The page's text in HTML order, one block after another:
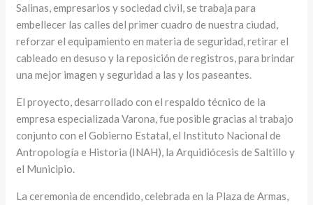
Salinas, empresarios y sociedad civil, se trabaja para
embellecer las calles del primer cuadro de nuestra ciudad,
reforzar el equipamiento en materia de seguridad, retirar el
cableado en desuso y la reposición de registros, para brindar
una mejor imagen y seguridad a las y los paseantes.
El proyecto, desarrollado con el respaldo técnico de la
empresa especializada Varona, fue posible gracias al trabajo
conjunto con el Gobierno Estatal, el Instituto Nacional de
Antropología e Historia (INAH), la Arquidiócesis de Saltillo y
el Municipio.
La ceremonia de encendido, celebrada en la Plaza de Armas,